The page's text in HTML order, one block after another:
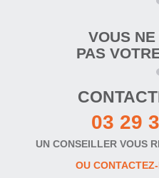
VOUS
PAS
03 29
UN CONSEILLER VOUS
OU